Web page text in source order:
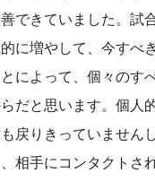
できていました。試
に増やして、今すべ
によって、個々のす
だと思います。個人
戻りきっていません
相手にコンタクトさ